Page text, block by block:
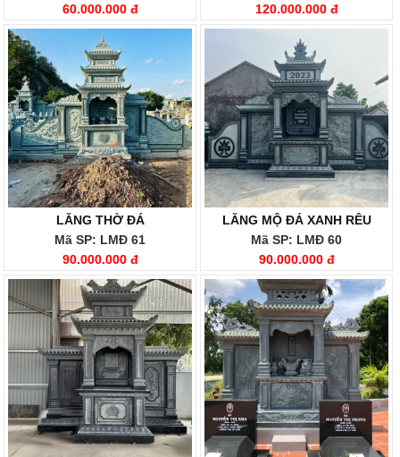
60.000.000 đ
120.000.000 đ
LĂNG THỜ ĐÁ
Mã SP: LMĐ 61
90.000.000 đ
LĂNG MỘ ĐÁ XANH RÊU
Mã SP: LMĐ 60
90.000.000 đ